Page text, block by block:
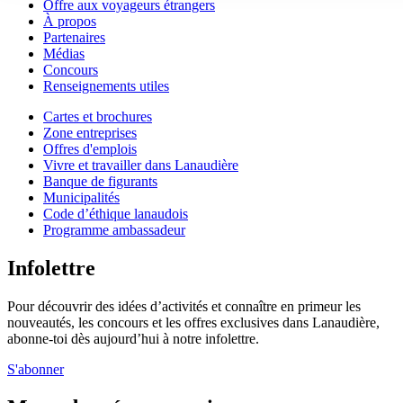
Offre aux voyageurs étrangers
À propos
Partenaires
Médias
Concours
Renseignements utiles
Cartes et brochures
Zone entreprises
Offres d'emplois
Vivre et travailler dans Lanaudière
Banque de figurants
Municipalités
Code d’éthique lanaudois
Programme ambassadeur
Infolettre
Pour découvrir des idées d’activités et connaître en primeur les
nouveautés, les concours et les offres exclusives dans Lanaudière,
abonne-toi dès aujourd’hui à notre infolettre.
S'abonner